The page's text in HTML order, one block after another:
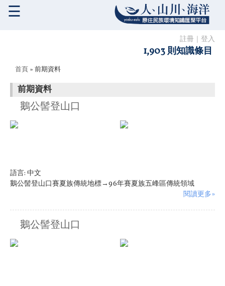
註冊 登入
1,903 則知識條目
☰
您在這裡
首頁 » 前期資料
前期資料
鵝公髻登山口
語言: 中文
鵝公髻登山口賽夏族傳統地標→96年賽夏族五峰區傳統領域
閱讀更多»
鵝公髻登山口